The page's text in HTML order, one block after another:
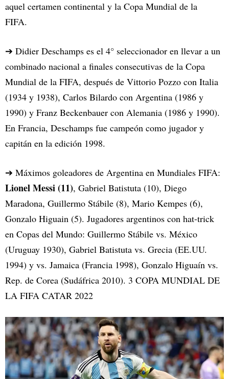
aquel certamen continental y la Copa Mundial de la
FIFA.
➔ Didier Deschamps es el 4° seleccionador en llevar a un
combinado nacional a finales consecutivas de la Copa
Mundial de la FIFA, después de Vittorio Pozzo con Italia
(1934 y 1938), Carlos Bilardo con Argentina (1986 y
1990) y Franz Beckenbauer con Alemania (1986 y 1990).
En Francia, Deschamps fue campeón como jugador y
capitán en la edición 1998.
➔ Máximos goleadores de Argentina en Mundiales FIFA:
Lionel Messi (11), Gabriel Batistuta (10), Diego
Maradona, Guillermo Stábile (8), Mario Kempes (6),
Gonzalo Higuain (5). Jugadores argentinos con hat-trick
en Copas del Mundo: Guillermo Stábile vs. México
(Uruguay 1930), Gabriel Batistuta vs. Grecia (EE.UU.
1994) y vs. Jamaica (Francia 1998), Gonzalo Higuaín vs.
Rep. de Corea (Sudáfrica 2010). 3 COPA MUNDIAL DE
LA FIFA CATAR 2022